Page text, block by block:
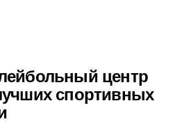
центр
спортивных